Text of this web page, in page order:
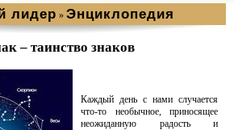
лидер » Энциклопедия
– таинство знаков
Каждый день с нами случается
что-то необычное, приносящее
неожиданную радость и